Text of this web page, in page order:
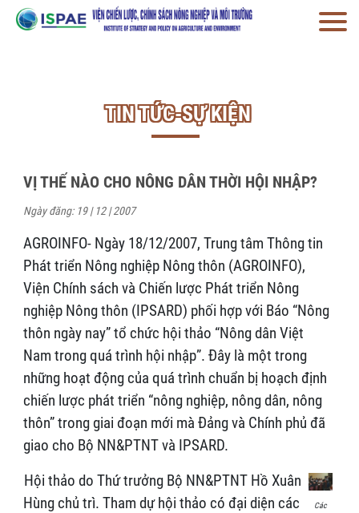
TIN TỨC-SỰ KIỆN
VỊ THẾ NÀO CHO NÔNG DÂN THỜI HỘI NHẬP?
Ngày đăng: 19 | 12 | 2007
AGROINFO- Ngày 18/12/2007, Trung tâm Thông tin
Phát triển Nông nghiệp Nông thôn (AGROINFO),
Viện Chính sách và Chiến lược Phát triển Nông
nghiệp Nông thôn (IPSARD) phối hợp với Báo “Nông
thôn ngày nay” tổ chức hội thảo “Nông dân Việt
Nam trong quá trình hội nhập”. Đây là một trong
những hoạt động của quá trình chuẩn bị hoạch định
chiến lược phát triển “nông nghiệp, nông dân, nông
thôn” trong giai đoạn mới mà Đảng và Chính phủ đã
giao cho Bộ NN&PTNT và IPSARD.
Các
Hội thảo do Thứ trưởng Bộ NN&PTNT Hồ Xuân
Hùng chủ trì. Tham dự hội thảo có đại diện các